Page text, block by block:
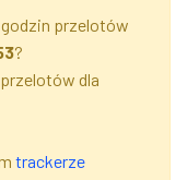
przelotów
?
dla
trackerze